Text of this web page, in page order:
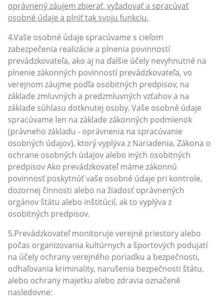
oprávnený záujem zbierať, vyžadovať a spracúvať
osobné údaje a plniť tak svoju funkciu.
4.Vaše osobné údaje spracúvame s cieľom
zabezpečenia realizácie a plnenia povinností
prevádzkovateľa, ako aj na ďalšie účely nevyhnutné na
plnenie zákonných povinností prevádzkovateľa, vo
verejnom záujme podľa osobitných predpisov, na
základe zmluvných a predzmluvných vzťahov a na
základe súhlasu dotknutej osoby. Vaše osobné údaje
spracúvame len na základe zákonných podmienok
(právneho základu - oprávnenia na spracúvanie
osobných údajov), ktorý vyplýva z Nariadenia, Zákona o
ochrane osobných údajov alebo iných osobitných
predpisov Ako prevádzkovateľ máme zákonnú
povinnosť poskytnúť vaše osobné údaje pri kontrole,
dozornej činnosti alebo na žiadosť oprávnených
orgánov štátu alebo inštitúcií, ak to vyplýva z
osobitných predpisov.
5.Prevádzkovateľ monitoruje verejné priestory alebo
počas organizovania kultúrnych a športových podujatí
na účely ochrany verejného poriadku a bezpečnosti,
odhaľovania kriminality, narušenia bezpečnosti štátu,
alebo ochrany majetku alebo zdravia označené
nasledovne: